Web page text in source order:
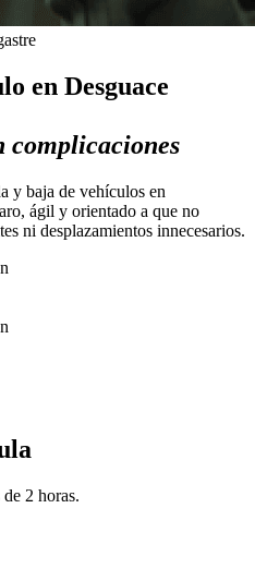
en Desguace
complicaciones
y baja de vehículos en
ágil y orientado a que no
ni desplazamientos innecesarios.
2 horas.